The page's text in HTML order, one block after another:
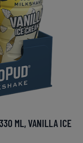
ML, VANILLA ICE